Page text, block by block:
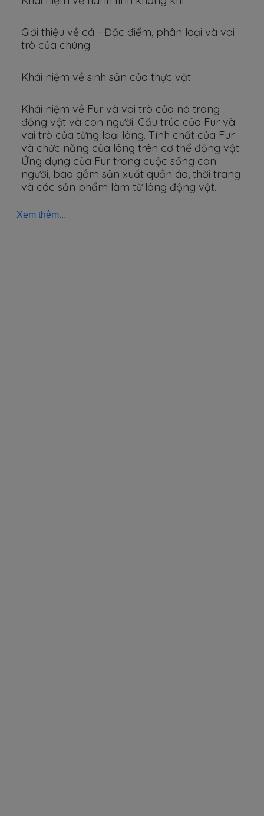
Giới thiệu về cá - Đặc điểm, phân loại và vai
trò của chúng
Khái niệm về sinh sản của thực vật
Khái niệm về Fur và vai trò của nó trong
động vật và con người. Cấu trúc của Fur và
vai trò của từng loại lông. Tính chất của Fur
và chức năng của lông trên cơ thể động vật.
Ứng dụng của Fur trong cuộc sống con
người, bao gồm sản xuất quần áo, thời trang
và các sản phẩm làm từ lông động vật.
Xem thêm...